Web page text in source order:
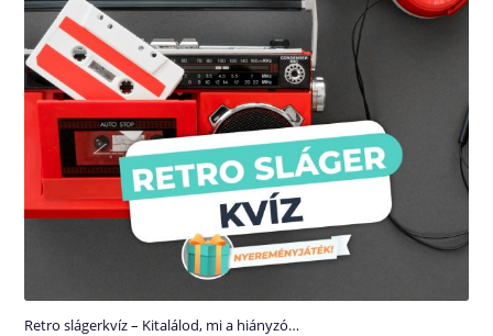
Retro slágerkvíz – Kitalálod, mi a hiányzó…